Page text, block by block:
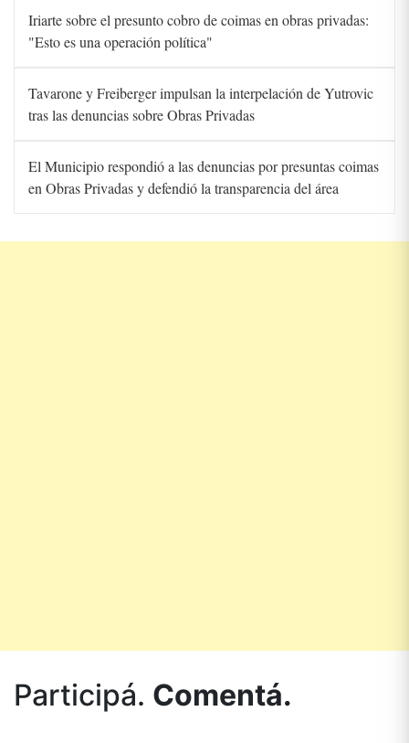
Iriarte sobre el presunto cobro de coimas en obras privadas:
"Esto es una operación política"
Tavarone y Freiberger impulsan la interpelación de Yutrovic
tras las denuncias sobre Obras Privadas
El Municipio respondió a las denuncias por presuntas coimas
en Obras Privadas y defendió la transparencia del área
Participá. Comentá.